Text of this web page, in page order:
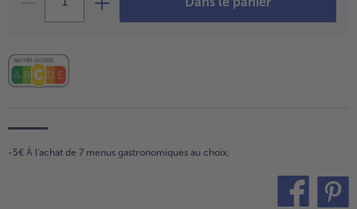
-5€ À l'achat de 7 menus gastronomiques au choix,